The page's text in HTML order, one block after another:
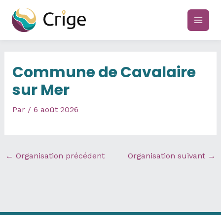
contenu
main
Commune de Cavalaire
sur Mer
Par / 6 août 2026
← Organisation précédent Organisation suivant →